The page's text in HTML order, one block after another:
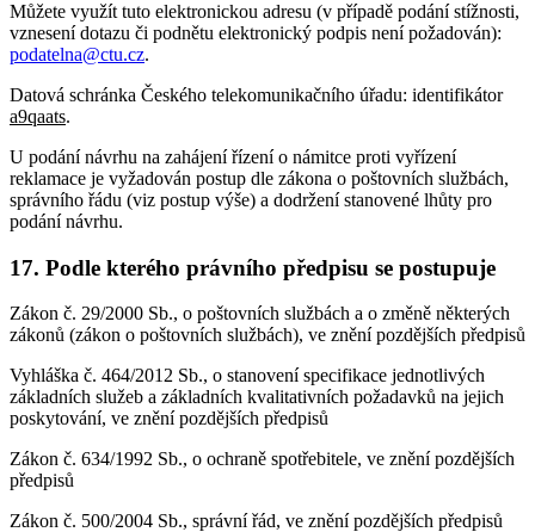
Můžete využít tuto elektronickou adresu (v případě podání stížnosti,
vznesení dotazu či podnětu elektronický podpis není požadován):
podatelna@ctu.cz.
Datová schránka Českého telekomunikačního úřadu: identifikátor
a9qaats.
U podání návrhu na zahájení řízení o námitce proti vyřízení
reklamace je vyžadován postup dle zákona o poštovních službách,
správního řádu (viz postup výše) a dodržení stanovené lhůty pro
podání návrhu.
17. Podle kterého právního předpisu se postupuje
Zákon č. 29/2000 Sb., o poštovních službách a o změně některých
zákonů (zákon o poštovních službách), ve znění pozdějších předpisů
Vyhláška č. 464/2012 Sb., o stanovení specifikace jednotlivých
základních služeb a základních kvalitativních požadavků na jejich
poskytování, ve znění pozdějších předpisů
Zákon č. 634/1992 Sb., o ochraně spotřebitele, ve znění pozdějších
předpisů
Zákon č. 500/2004 Sb., správní řád, ve znění pozdějších předpisů